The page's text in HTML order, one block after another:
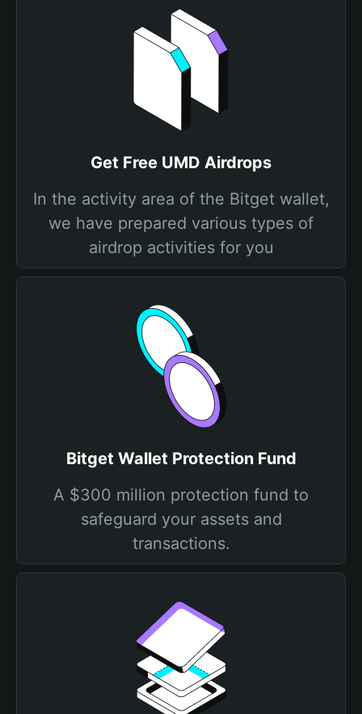
Get Free UMD Airdrops
In the activity area of the Bitget wallet,
we have prepared various types of
airdrop activities for you
Bitget Wallet Protection Fund
A $300 million protection fund to
safeguard your assets and
transactions.